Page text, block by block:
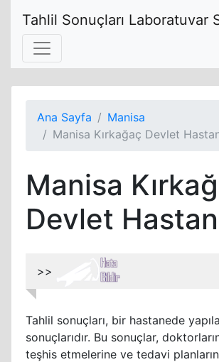
Tahlil Sonuçları
Ana Sayfa
Manisa
Manisa Kırkağaç Devlet
Manisa
Devlet
>>
Tahlil sonuçları, bir hastanede
sonuçlarıdır. Bu sonuçlar,
teşhis etmelerine ve tedavi